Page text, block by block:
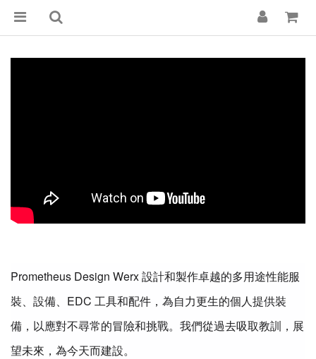
Prometheus Design Werx 設計和製作卓越的多用途性能服
裝、設備、EDC 工具和配件，為自力更生的個人提供裝
備，以應對不尋常的冒險和挑戰。我們從過去吸取教訓，展
望未來，為今天而建設。